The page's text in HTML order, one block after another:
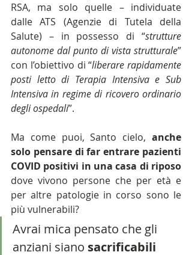
RSA, ma solo quelle – individuate
dalle ATS (Agenzie di Tutela della
Salute) – in possesso di “strutture
autonome dal punto di vista strutturale”
con l’obiettivo di “liberare rapidamente
posti letto di Terapia Intensiva e Sub
Intensiva in regime di ricovero ordinario
degli ospedali”.
Ma come puoi, Santo cielo, anche
solo pensare di far entrare pazienti
dove vivono persone che per età e
per altre patologie in corso sono le
più vulnerabili?
Avrai mica pensato che gli
anziani siano sacrificabili